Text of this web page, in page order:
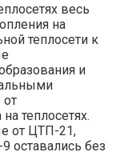
весь
на
теплосети к
и
теплосетях.
от ЦТП-21,
оставались без